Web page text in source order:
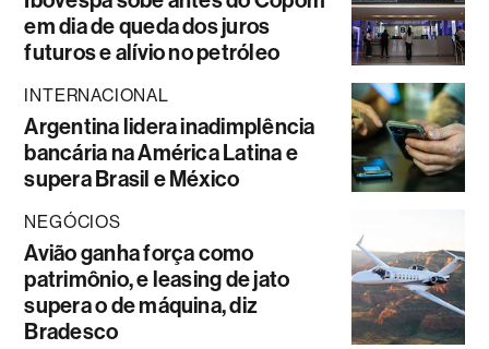
em dia de queda dos juros
futuros e alívio no petróleo
INTERNACIONAL
Argentina lidera inadimplência
bancária na América Latina e
supera Brasil e México
NEGÓCIOS
Avião ganha força como
patrimônio, e leasing de jato
supera o de máquina, diz
Bradesco